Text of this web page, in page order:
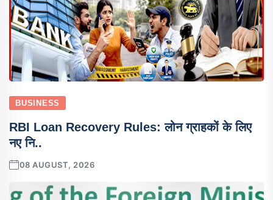
BUSINESS
RBI Loan Recovery Rules: लोन ग्राहकों के लिए
नए नि..
08 AUGUST, 2026